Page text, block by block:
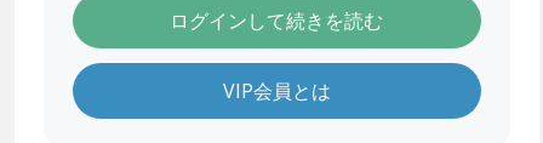
ログインして続きを読む
VIP会員とは